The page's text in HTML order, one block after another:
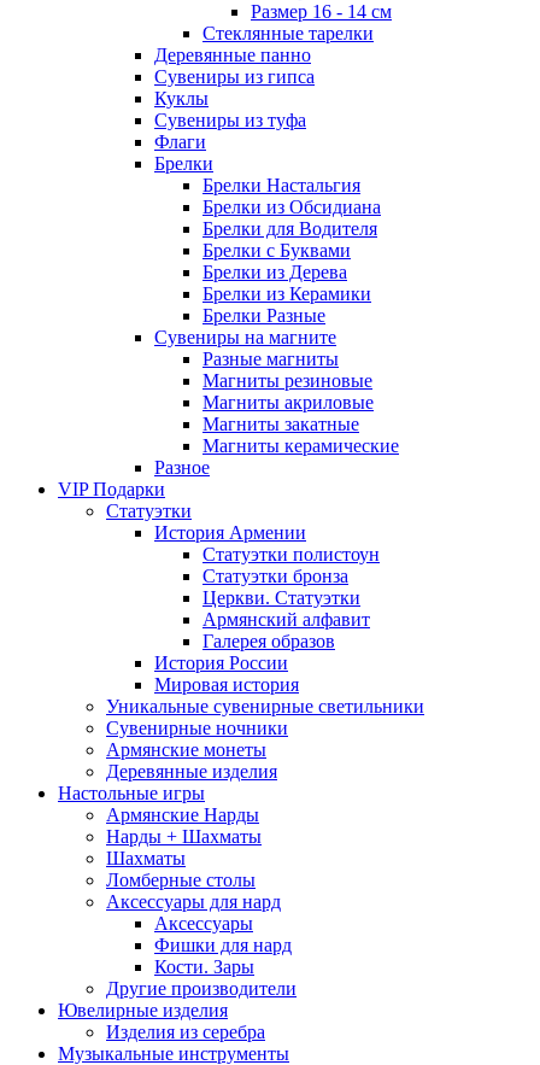
Размер 16 - 14 см
Стеклянные тарелки
Деревянные панно
Сувениры из гипса
Куклы
Сувениры из туфа
Флаги
Брелки
Брелки Настальгия
Брелки из Обсидиана
Брелки для Водителя
Брелки с Буквами
Брелки из Дерева
Брелки из Керамики
Брелки Разные
Сувениры на магните
Разные магниты
Магниты резиновые
Магниты акриловые
Магниты закатные
Магниты керамические
Разное
VIP Подарки
Статуэтки
История Армении
Статуэтки полистоун
Статуэтки бронза
Церкви. Статуэтки
Армянский алфавит
Галерея образов
История России
Мировая история
Уникальные сувенирные светильники
Сувенирные ночники
Армянские монеты
Деревянные изделия
Настольные игры
Армянские Нарды
Нарды + Шахматы
Шахматы
Ломберные столы
Аксессуары для нард
Аксессуары
Фишки для нард
Кости. Зары
Другие производители
Ювелирные изделия
Изделия из серебра
Музыкальные инструменты